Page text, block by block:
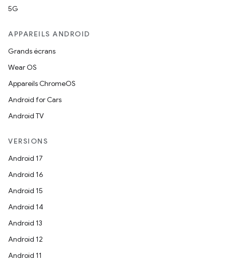
5G
APPAREILS ANDROID
Grands écrans
Wear OS
Appareils ChromeOS
Android for Cars
Android TV
VERSIONS
Android 17
Android 16
Android 15
Android 14
Android 13
Android 12
Android 11